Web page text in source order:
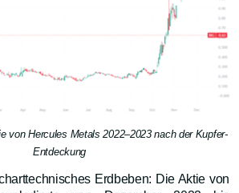
von Hercules Metals 2022–2023 nach der Kupfer-
Entdeckung
Erdbeben: Die Aktie von